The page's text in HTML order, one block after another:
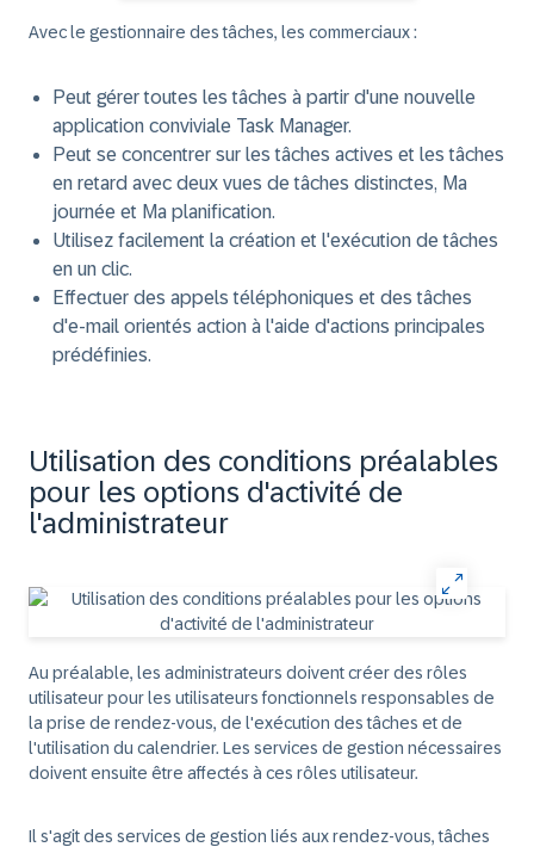
Avec le gestionnaire des tâches, les commerciaux :
Peut gérer toutes les tâches à partir d'une nouvelle
application conviviale Task Manager.
Peut se concentrer sur les tâches actives et les tâches
en retard avec deux vues de tâches distinctes, Ma
journée et Ma planification.
Utilisez facilement la création et l'exécution de tâches
en un clic.
Effectuer des appels téléphoniques et des tâches
d'e-mail orientés action à l'aide d'actions principales
prédéfinies.
Utilisation des conditions préalables
pour les options d'activité de
l'administrateur
Au préalable, les administrateurs doivent créer des rôles
utilisateur pour les utilisateurs fonctionnels responsables de
la prise de rendez-vous, de l'exécution des tâches et de
l'utilisation du calendrier. Les services de gestion nécessaires
doivent ensuite être affectés à ces rôles utilisateur.
Il s'agit des services de gestion liés aux rendez-vous, tâches